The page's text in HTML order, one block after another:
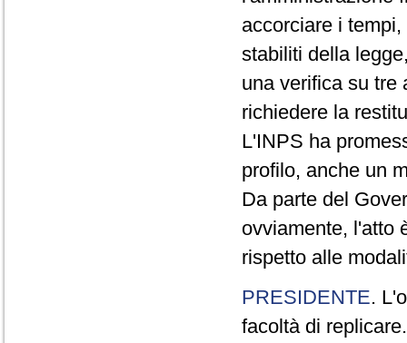
accorciare i
stabiliti della
una verifica su tre
richiedere la
L'INPS ha
profilo, anche un
Da parte del
ovviamente, l'atto
rispetto alle
PRESIDENTE.
facoltà di replicare.